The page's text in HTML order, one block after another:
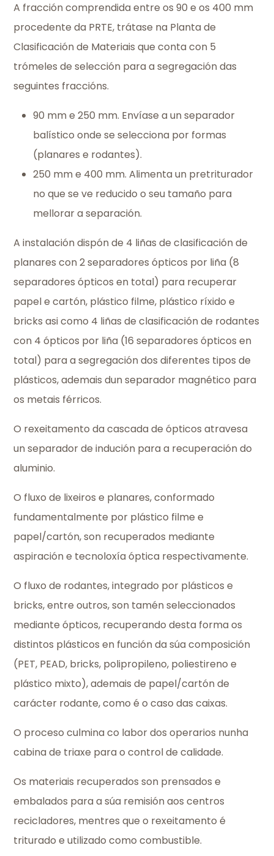
A fracción comprendida entre os 90 e os 400 mm
procedente da PRTE, trátase na Planta de
Clasificación de Materiais que conta con 5
trómeles de selección para a segregación das
seguintes fraccións.
90 mm e 250 mm. Envíase a un separador
balístico onde se selecciona por formas
(planares e rodantes).
250 mm e 400 mm. Alimenta un pretriturador
no que se ve reducido o seu tamaño para
mellorar a separación.
A instalación dispón de 4 liñas de clasificación de
planares con 2 separadores ópticos por liña (8
separadores ópticos en total) para recuperar
papel e cartón, plástico filme, plástico ríxido e
bricks asi como 4 liñas de clasificación de rodantes
con 4 ópticos por liña (16 separadores ópticos en
total) para a segregación dos diferentes tipos de
plásticos, ademais dun separador magnético para
os metais férricos.
O rexeitamento da cascada de ópticos atravesa
un separador de indución para a recuperación do
aluminio.
O fluxo de lixeiros e planares, conformado
fundamentalmente por plástico filme e
papel/cartón, son recuperados mediante
aspiración e tecnoloxía óptica respectivamente.
O fluxo de rodantes, integrado por plásticos e
bricks, entre outros, son tamén seleccionados
mediante ópticos, recuperando desta forma os
distintos plásticos en función da súa composición
(PET, PEAD, bricks, polipropileno, poliestireno e
plástico mixto), ademais de papel/cartón de
carácter rodante, como é o caso das caixas.
O proceso culmina co labor dos operarios nunha
cabina de triaxe para o control de calidade.
Os materiais recuperados son prensados e
embalados para a súa remisión aos centros
recicladores, mentres que o rexeitamento é
triturado e utilizado como combustible.